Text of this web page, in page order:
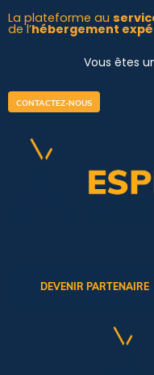
Aller
au
La plateforme au
de l’hébergement
Vous êtes
CONTACTEZ-NOUS
DEVENIR PARTENAIRE